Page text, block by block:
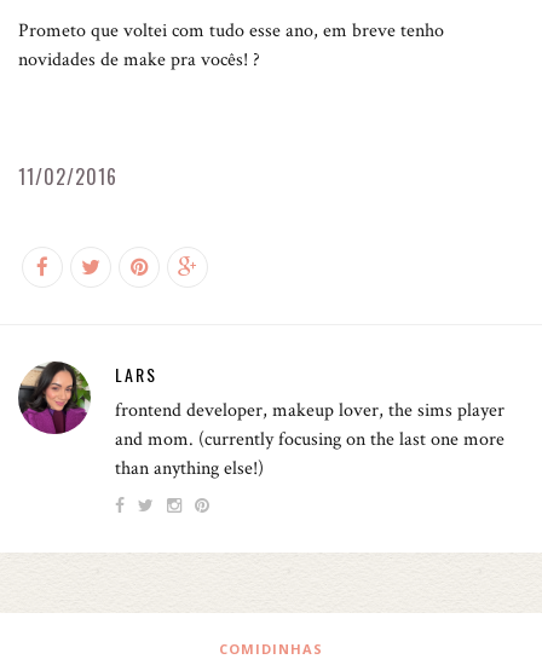
Prometo que voltei com tudo esse ano, em breve tenho
novidades de make pra vocês! ?
11/02/2016
LARS
frontend developer, makeup lover, the sims player
and mom. (currently focusing on the last one more
than anything else!)
COMIDINHAS